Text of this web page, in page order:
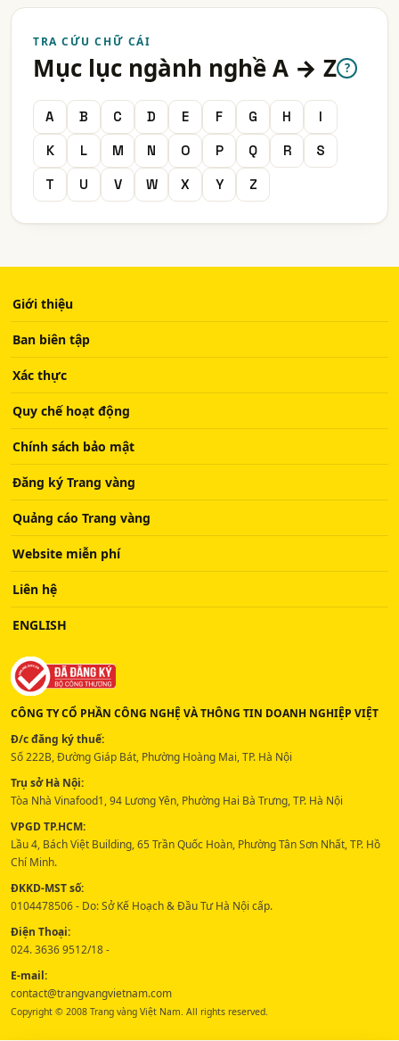
TRA CỨU CHỮ CÁI
Mục lục ngành nghề A → Z ?
A B C D E F G H
I
K
L M N O P Q R
S
T
U V W X Y Z
Giới thiệu
Ban biên tập
Xác thực
Quy chế hoạt động
Chính sách bảo mật
Đăng ký Trang vàng
Quảng cáo Trang vàng
Website miễn phí
Liên hệ
ENGLISH
CÔNG TY CỔ PHẦN CÔNG NGHỆ VÀ THÔNG TIN DOANH NGHIỆP VIỆT
Đ/c đăng ký thuế:
Số 222B, Đường Giáp Bát, Phường Hoàng Mai, TP. Hà Nội
Trụ sở Hà Nội:
Tòa Nhà Vinafood1, 94 Lương Yên, Phường Hai Bà Trưng, TP. Hà Nội
VPGD TP.HCM:
Lầu 4, Bách Việt Building, 65 Trần Quốc Hoàn, Phường Tân Sơn Nhất, TP. Hồ
Chí Minh.
ĐKKD-MST số:
0104478506 - Do: Sở Kế Hoạch & Đầu Tư Hà Nội cấp.
Điện Thoại:
024. 3636 9512/18 -
E-mail:
contact@trangvangvietnam.com
Copyright © 2008 Trang vàng Việt Nam. All rights reserved.